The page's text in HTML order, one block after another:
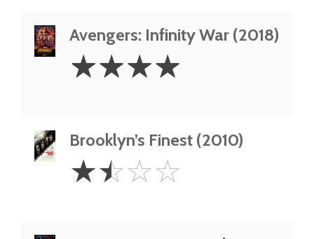
Avengers: Infinity War (2018)
Stars
☆☆☆☆
Brooklyn’s Finest (2010)
1.5
Stars
☆☆☆☆